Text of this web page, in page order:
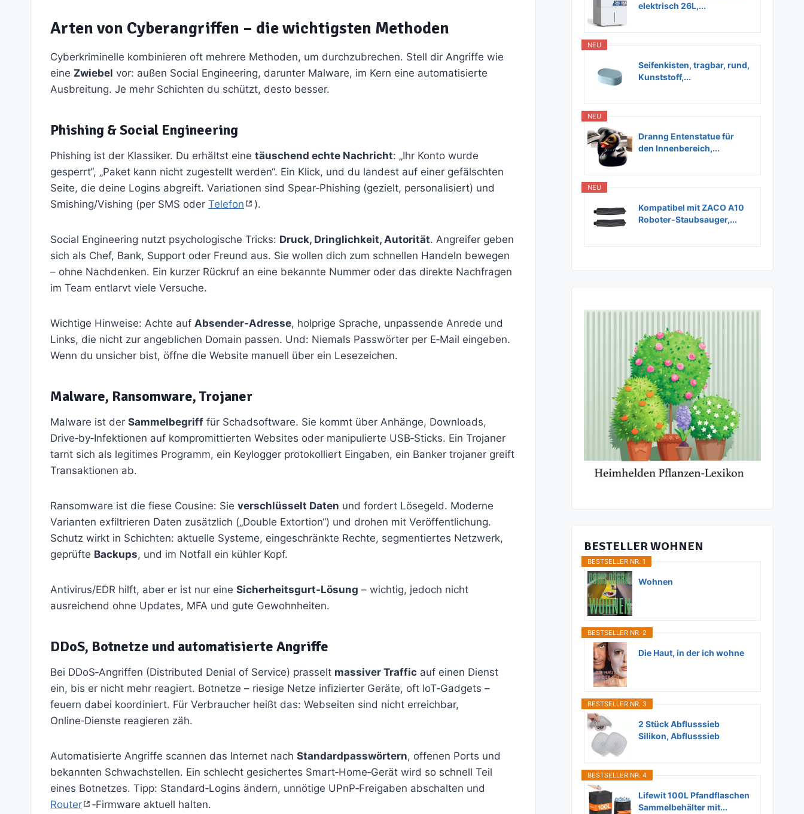
Arten von Cyberangriffen – die wichtigsten Methoden
Cyberkriminelle kombinieren oft mehrere Methoden, um durchzubrechen. Stell dir Angriffe wie
eine Zwiebel vor: außen Social Engineering, darunter Malware, im Kern eine automatisierte
Ausbreitung. Je mehr Schichten du schützt, desto besser.
Phishing & Social Engineering
Phishing ist der Klassiker. Du erhältst eine täuschend echte Nachricht: „Ihr Konto wurde
gesperrt“, „Paket kann nicht zugestellt werden“. Ein Klick, und du landest auf einer gefälschten
Seite, die deine Logins abgreift. Variationen sind Spear‑Phishing (gezielt, personalisiert) und
Smishing/Vishing (per SMS oder Telefon ).
Social Engineering nutzt psychologische Tricks: Druck, Dringlichkeit, Autorität. Angreifer geben
sich als Chef, Bank, Support oder Freund aus. Sie wollen dich zum schnellen Handeln bewegen
– ohne Nachdenken. Ein kurzer Rückruf an eine bekannte Nummer oder das direkte Nachfragen
im Team entlarvt viele Versuche.
Wichtige Hinweise: Achte auf Absender‑Adresse, holprige Sprache, unpassende Anrede und
Links, die nicht zur angeblichen Domain passen. Und: Niemals Passwörter per E‑Mail eingeben.
Wenn du unsicher bist, öffne die Website manuell über ein Lesezeichen.
Malware, Ransomware, Trojaner
Malware ist der Sammelbegriff für Schadsoftware. Sie kommt über Anhänge, Downloads,
Drive‑by‑Infektionen auf kompromittierten Websites oder manipulierte USB‑Sticks. Ein Trojaner
tarnt sich als legitimes Programm, ein Keylogger protokolliert Eingaben, ein Banker trojaner greift
Transaktionen ab.
Ransomware ist die fiese Cousine: Sie verschlüsselt Daten und fordert Lösegeld. Moderne
Varianten exfiltrieren Daten zusätzlich („Double Extortion“) und drohen mit Veröffentlichung.
Schutz wirkt in Schichten: aktuelle Systeme, eingeschränkte Rechte, segmentiertes Netzwerk,
geprüfte Backups, und im Notfall ein kühler Kopf.
Antivirus/EDR hilft, aber er ist nur eine Sicherheitsgurt‑Lösung – wichtig, jedoch nicht
ausreichend ohne Updates, MFA und gute Gewohnheiten.
DDoS, Botnetze und automatisierte Angriffe
Bei DDoS‑Angriffen (Distributed Denial of Service) prasselt massiver Traffic auf einen Dienst
ein, bis er nicht mehr reagiert. Botnetze – riesige Netze infizierter Geräte, oft IoT‑Gadgets –
feuern dabei koordiniert. Für Verbraucher heißt das: Webseiten sind nicht erreichbar,
Online‑Dienste reagieren zäh.
Automatisierte Angriffe scannen das Internet nach Standardpasswörtern, offenen Ports und
bekannten Schwachstellen. Ein schlecht gesichertes Smart‑Home‑Gerät wird so schnell Teil
eines Botnetzes. Tipp: Standard‑Logins ändern, unnötige UPnP‑Freigaben abschalten und
Router
‑Firmware aktuell halten.
elektrisch 26L,...
NEU
Seifenkisten, tragbar, rund,
Kunststoff,...
NEU
Dranng Entenstatue für
den Innenbereich,...
NEU
Kompatibel mit ZACO A10
Roboter-Staubsauger,...
BESTELLER WOHNEN
BESTSELLER NR. 1
Wohnen
BESTSELLER NR. 2
Die Haut, in der ich wohne
BESTSELLER NR. 3
2 Stück Abflusssieb
Silikon, Abflusssieb
BESTSELLER NR. 4
Lifewit 100L Pfandflaschen
Sammelbehälter mit...